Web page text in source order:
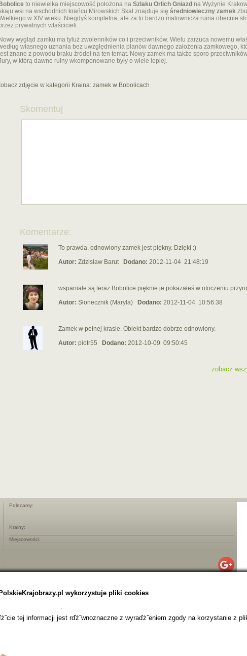
to niewielka miejscowość położona na Szlaku Orlich Gniazd na Wyżynie
wsi na wschodnich krańcu Mirowskich Skał znajduje się średniowieczny zamek
w XIV wieku. Niegdyś kompletna, ale za to bardzo malownicza ruina obecnie
prywatnych właścicieli.
wygląd zamku ma tyluż zwolenników co i przeciwników. Wielu zarzuca nowemu
własnego uznania bez uwzględnienia planów dawnego założenia zamkowego,
znane z powodu braku źródeł na ten temat. Nowy zamek ma także sporo
w którą dawne ruiny wkomponowane były o wiele lepiej.
zdjęcie w kategorii Kraina: zamek w Bobolicach
Skomentuj
Komentarze:
To prawda, odnowiony zamek jest piękny. Dzięki :)
Autor: Zdzisław Barut Dodano: 2012-11-04 21:48:19
wspaniałe są teraz Bobolice pięknie je pokazałeś w otoczeniu
Autor: Słonecznik (Maryla) Dodano: 2012-11-04 10:56:38
Zamek w pełnej krasie. Obiekt bardzo dobrze odnowiony.
Autor: piotr55 Dodano: 2012-10-09 09:50:45
zobacz
Polecamy:
Krainy:
Miejscowości:
wykorzystuje pliki cookies
tej informacji jest rďż˝wnoznaczne z wyraďż˝eniem zgody na korzystanie z